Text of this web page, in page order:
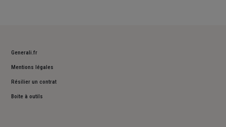
Generali.fr
Mentions légales
Résilier un contrat
Boite à outils